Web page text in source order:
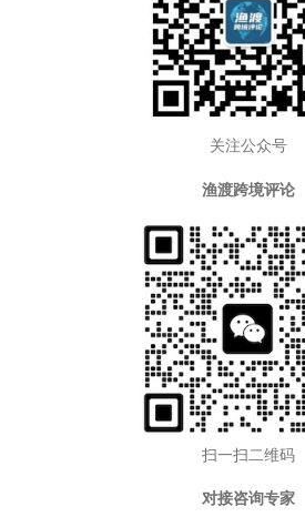
关注公众号
渔渡跨境评论
扫一扫二维码
对接咨询专家